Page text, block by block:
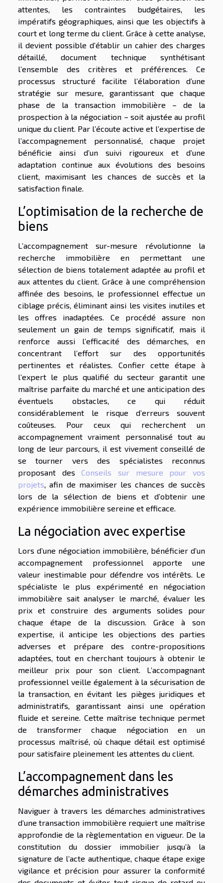
attentes, les contraintes budgétaires, les
impératifs géographiques, ainsi que les objectifs à
court et long terme du client. Grâce à cette analyse,
il devient possible d’établir un cahier des charges
détaillé, document technique synthétisant
l’ensemble des critères et préférences. Ce
processus structuré facilite l’élaboration d’une
stratégie sur mesure, garantissant que chaque
phase de la transaction immobilière – de la
prospection à la négociation – soit ajustée au profil
unique du client. Par l’écoute active et l’expertise de
l’accompagnement personnalisé, chaque projet
bénéficie ainsi d’un suivi rigoureux et d’une
adaptation continue aux évolutions des besoins
client, maximisant les chances de succès et la
satisfaction finale.
L’optimisation de la recherche de
biens
L’accompagnement sur-mesure révolutionne la
recherche immobilière en permettant une
sélection de biens totalement adaptée au profil et
aux attentes du client. Grâce à une compréhension
affinée des besoins, le professionnel effectue un
ciblage précis, éliminant ainsi les visites inutiles et
les offres inadaptées. Ce procédé assure non
seulement un gain de temps significatif, mais il
renforce aussi l’efficacité des démarches, en
concentrant l’effort sur des opportunités
pertinentes et réalistes. Confier cette étape à
l’expert le plus qualifié du secteur garantit une
maîtrise parfaite du marché et une anticipation des
éventuels obstacles, ce qui réduit
considérablement le risque d’erreurs souvent
coûteuses. Pour ceux qui recherchent un
accompagnement vraiment personnalisé tout au
long de leur parcours, il est vivement conseillé de
se tourner vers des spécialistes reconnus
proposant desConseils sur mesure pour vos
projets , afin de maximiser les chances de succès
lors de la sélection de biens et d’obtenir une
expérience immobilière sereine et efficace.
La négociation avec expertise
Lors d’une négociation immobilière, bénéficier d’un
accompagnement professionnel apporte une
valeur inestimable pour défendre vos intérêts. Le
spécialiste le plus expérimenté en négociation
immobilière sait analyser le marché, évaluer les
prix et construire des arguments solides pour
chaque étape de la discussion. Grâce à son
expertise, il anticipe les objections des parties
adverses et prépare des contre-propositions
adaptées, tout en cherchant toujours à obtenir le
meilleur prix pour son client. L’accompagnant
professionnel veille également à la sécurisation de
la transaction, en évitant les pièges juridiques et
administratifs, garantissant ainsi une opération
fluide et sereine. Cette maîtrise technique permet
de transformer chaque négociation en un
processus maîtrisé, où chaque détail est optimisé
pour satisfaire pleinement les attentes du client.
L’accompagnement dans les
démarches administratives
Naviguer à travers les démarches administratives
d’une transaction immobilière requiert une maîtrise
approfondie de la règlementation en vigueur. De la
constitution du dossier immobilier jusqu’à la
signature de l’acte authentique, chaque étape exige
vigilance et précision pour assurer la conformité